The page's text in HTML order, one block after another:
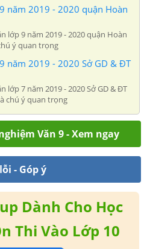
năm 2019 - 2020 quận Hoàn
lớp 9 năm 2019 - 2020 quận Hoàn
ý quan trọng
năm 2019 - 2020 Sở GD & ĐT
lớp 7 năm 2019 - 2020 Sở GD & ĐT
chú ý quan trọng
Văn 9 - Xem ngay
- Góp ý
Dành Cho Học
Thi Vào Lớp 10